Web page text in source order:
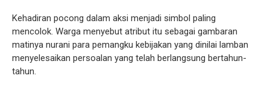
Kehadiran pocong dalam aksi menjadi simbol paling
mencolok. Warga menyebut atribut itu sebagai gambaran
matinya nurani para pemangku kebijakan yang dinilai lamban
menyelesaikan persoalan yang telah berlangsung bertahun-
tahun.